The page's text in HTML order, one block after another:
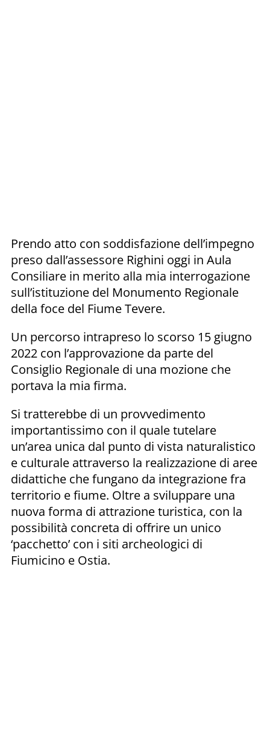
Prendo atto con soddisfazione dell’impegno
preso dall’assessore Righini oggi in Aula
Consiliare in merito alla mia interrogazione
sull’istituzione del Monumento Regionale
della foce del Fiume Tevere.
Un percorso intrapreso lo scorso 15 giugno
2022 con l’approvazione da parte del
Consiglio Regionale di una mozione che
portava la mia firma.
Si tratterebbe di un provvedimento
importantissimo con il quale tutelare
un’area unica dal punto di vista naturalistico
e culturale attraverso la realizzazione di aree
didattiche che fungano da integrazione fra
territorio e fiume. Oltre a sviluppare una
nuova forma di attrazione turistica, con la
possibilità concreta di offrire un unico
‘pacchetto’ con i siti archeologici di
Fiumicino e Ostia.